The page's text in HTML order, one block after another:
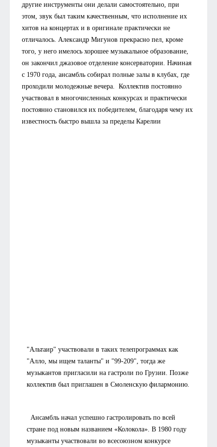
другие инструменты они делали самостоятельно, при
этом, звук был таким качественным, что исполнение их
хитов на концертах и в оригинале практически не
отличалось. Александр Мигунов прекрасно пел, кроме
того, у него имелось хорошее музыкальное образование,
он закончил джазовое отделение консерватории. Начиная
с 1970 года, ансамбль собирал полные залы в клубах, где
проходили молодежные вечера. Коллектив постоянно
участвовал в многочисленных конкурсах и практически
постоянно становился их победителем, благодаря чему их
известность быстро вышла за пределы Карелии
"Альтаир" участвовали в таких телепрограммах как
"Алло, мы ищем таланты" и "99-209", тогда же
музыкантов пригласили на гастроли по Грузии. Позже
коллектив был приглашен в Смоленскую филармонию.
Ансамбль начал успешно гастролировать по всей
стране под новым названием «Колокола». В 1980 году
музыканты участвовали во всесоюзном конкурсе